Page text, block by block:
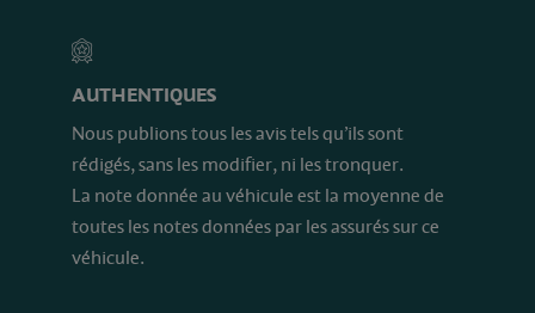
AUTHENTIQUES
Nous publions tous les avis tels qu’ils sont
rédigés, sans les modifier, ni les tronquer.
La note donnée au véhicule est la moyenne de
toutes les notes données par les assurés sur ce
véhicule.